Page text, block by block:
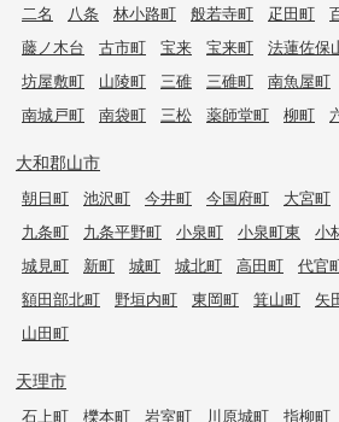
二名
八条 林小路町 般若寺町 疋田町
藤ノ木台
古市町 宝来 宝来町 法蓮佐保
坊屋敷町
山陵町 三碓 三碓町 南魚屋町
南城戸町
南袋町 三松 薬師堂町 柳町
大和郡山市
朝日町 池沢町 今井町 今国府町 大宮町
九条町
九条平野町 小泉町 小泉町東 小
城見町
新町 城町 城北町 高田町 代官
額田部北町
野垣内町 東岡町 箕山町 矢
山田町
天理市
石上町 櫟本町 岩室町 川原城町 指柳町